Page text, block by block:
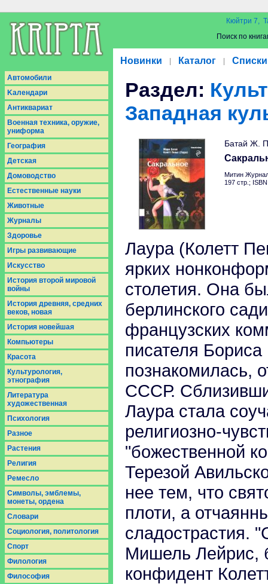
Кюйтри 7,
Поиск по
Новинки Каталог Списки
Aвтомобили
Kалендари
Антиквариат
Военная техника, оружие,
униформа
География
Детская
Домоводство
Естественные науки
Животные
Журналы
Здоровье
Игры развивающие
Искусство
История второй мировой
войны
История древняя, средних
веков, новая
История новейшая
Компьютеры
Красота
Культурология,
этнография
Литература
художественная
Психология
Разное
Растения
Религия
Ремесло
Символы, эмблемы,
монеты, ордена
Словари
Социология, политология
Спорт
Филология
Философия
Раздел:
Западная
Батай Ж.
Митин
197 стр.;
Лаура (Колетт
ярких
столетия. Она
берлинского
французских
писателя
познакомилась,
СССР.
Лаура стала
религиозно-
"божественной
Терезой
нее тем, что
плоти, а
сладострастия.
Мишель Лейрис,
конфидент